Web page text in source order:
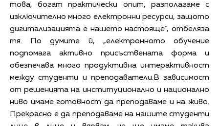
това, богат практически опит, разполагаме с
изключително много електронни ресурси, защото
дигитализацията е нашето настояще“, отбеляза
тя. По думите й, „електронното обучение
подпомага активно присъствената форма и
обезпечава много продуктивна интерактивност
между студенти и преподаватели.В зависимост
от решенията на институционално и национално
ниво имаме готовност да преподаваме и на живо.
Прекрасно е да преподаваме на нашите студенти